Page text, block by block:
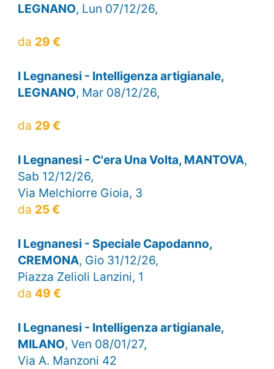
LEGNANO, Lun 07/12/26,
da 29 €
I Legnanesi - Intelligenza artigianale,
LEGNANO, Mar 08/12/26,
da 29 €
I Legnanesi - C'era Una Volta, MANTOVA,
Sab 12/12/26,
Via Melchiorre Gioia, 3
da 25 €
I Legnanesi - Speciale Capodanno,
CREMONA, Gio 31/12/26,
Piazza Zelioli Lanzini, 1
da 49 €
I Legnanesi - Intelligenza artigianale,
MILANO, Ven 08/01/27,
Via A. Manzoni 42